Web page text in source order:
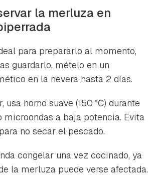
la merluza en
para prepararlo al momento,
guardarlo, mételo en un
en la nevera hasta 2 días.
usa horno suave (150 °C) durante
microondas a baja potencia. Evita
no secar el pescado.
congelar una vez cocinado, ya
la merluza puede verse afectada.